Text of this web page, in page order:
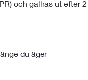
och gallras ut efter 2
du äger